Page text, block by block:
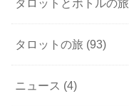
タロットとボトルの旅
タロットの旅 (93)
ニュース (4)